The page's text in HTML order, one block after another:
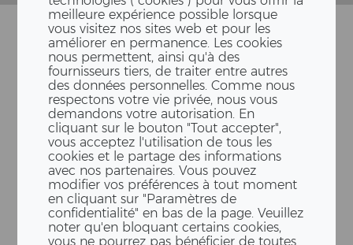
meilleure expérience possible lorsque
vous visitez nos sites web et pour les
améliorer en permanence. Les cookies
nous permettent, ainsi qu'à des
fournisseurs tiers, de traiter entre autres
des données personnelles. Comme nous
respectons votre vie privée, nous vous
demandons votre autorisation. En
cliquant sur le bouton "Tout accepter",
vous acceptez l'utilisation de tous les
cookies et le partage des informations
avec nos partenaires. Vous pouvez
modifier vos préférences à tout moment
en cliquant sur "Paramètres de
confidentialité" en bas de la page. Veuillez
noter qu'en bloquant certains cookies,
vous ne pourrez pas bénéficier de toutes
LE LABEL KUN­UNU TOP
COM­PA­NY SERA
ÉGALEMENT DÉCERNÉ À
ERNE AG HOLZ­BAU EN 2024